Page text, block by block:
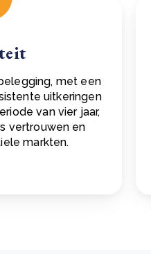
met een
uitkeringen
van vier jaar,
vertrouwen en
markten.